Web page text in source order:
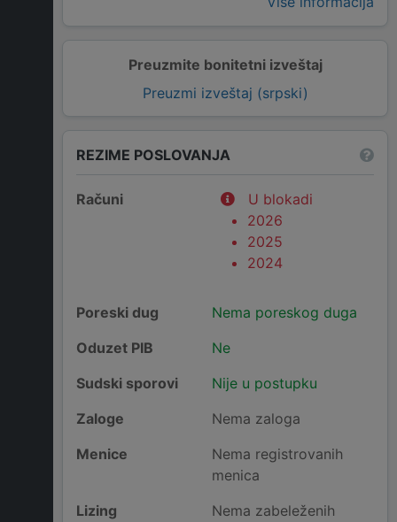
Preuzmite bonitetni izveštaj
Preuzmi izveštaj (srpski)
REZIME POSLOVANJA
Računi
U blokadi
2026
2025
2024
Poreski dug
Nema poreskog duga
Oduzet PIB
Ne
Sudski sporovi
Nije u postupku
Zaloge
Nema zaloga
Menice
Nema registrovanih
menica
Lizing
Nema zabeleženih